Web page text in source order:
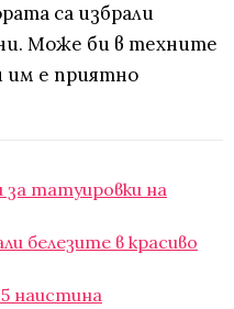
са избрали
Може би в техните
им е приятно
за татуировки на
белезите в красиво
наистина